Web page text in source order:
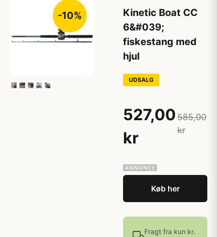
-10%
Kinetic Boat CC
6&#039;
fiskestang med
hjul
UDSALG
527,00
kr
585,00
kr
Køb her
Fragt fra kun kr.